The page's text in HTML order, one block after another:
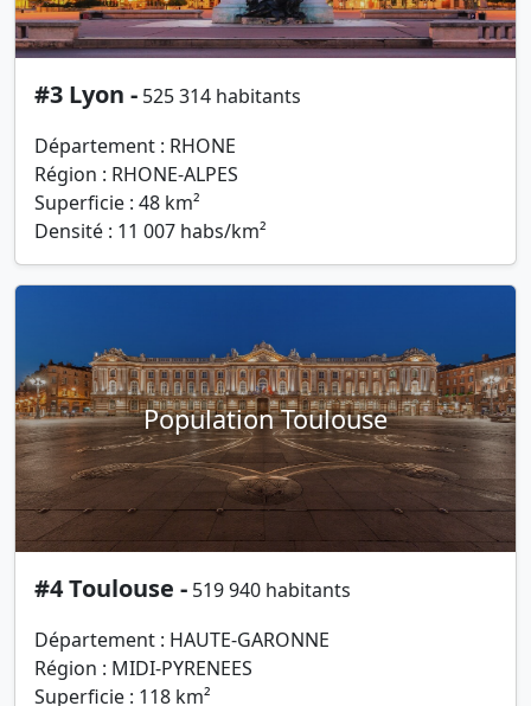
#3 Lyon - 525 314 habitants
Département : RHONE
Région : RHONE-ALPES
Superficie : 48 km²
Densité : 11 007 habs/km²
Population Toulouse
#4 Toulouse - 519 940 habitants
Département : HAUTE-GARONNE
Région : MIDI-PYRENEES
Superficie : 118 km²